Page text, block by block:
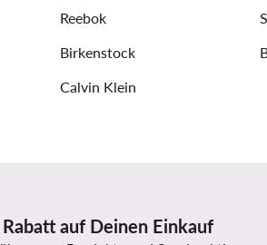
Reebok
Birkenstock
Calvin Klein
auf Deinen Einkauf